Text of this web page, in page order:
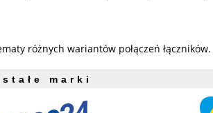
różnych wariantów połączeń łączników.
marki